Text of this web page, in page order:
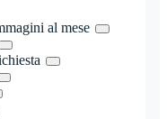
al mese